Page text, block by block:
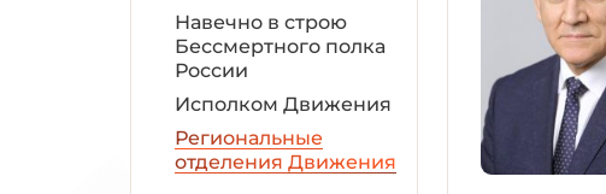
Навечно в строю
Бессмертного полка
России
Исполком Движения
Региональные
отделения Движения